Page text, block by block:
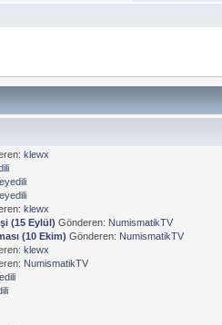
klewx
klewx
(15 Eylül) Gönderen: NumismatikTV
(10 Ekim) Gönderen: NumismatikTV
klewx
NumismatikTV